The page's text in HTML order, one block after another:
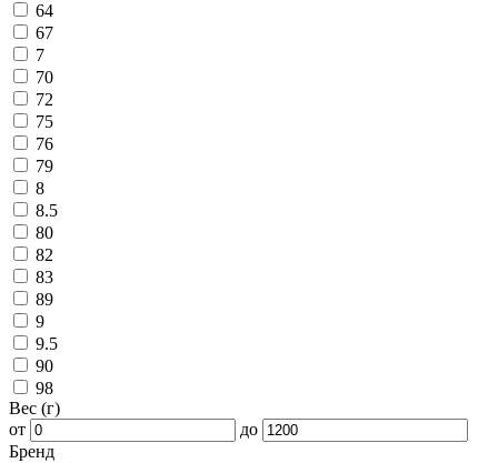
64
67
7
70
72
75
76
79
8
8.5
80
82
83
89
9
9.5
90
98
Вес (г)
от
до
Бренд